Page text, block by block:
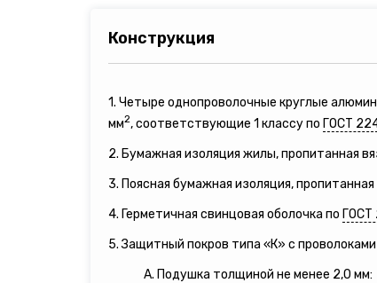
Конструкция
1. Четыре однопроволочные круглые
мм2, соответствующие 1 классу по ГОСТ
2. Бумажная изоляция жилы, пропитанная
3. Поясная бумажная изоляция,
4. Герметичная свинцовая оболочка по ГОСТ
5. Защитный покров типа «К» с
А. Подушка толщиной не менее 2,0 мм: